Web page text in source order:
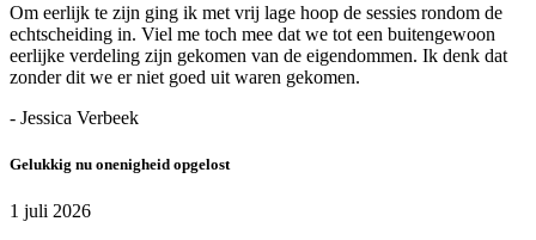
Om eerlijk te zijn ging ik met vrij lage hoop de sessies rondom de
echtscheiding in. Viel me toch mee dat we tot een buitengewoon
eerlijke verdeling zijn gekomen van de eigendommen. Ik denk dat
zonder dit we er niet goed uit waren gekomen.
- Jessica Verbeek
Gelukkig nu onenigheid opgelost
1 juli 2026